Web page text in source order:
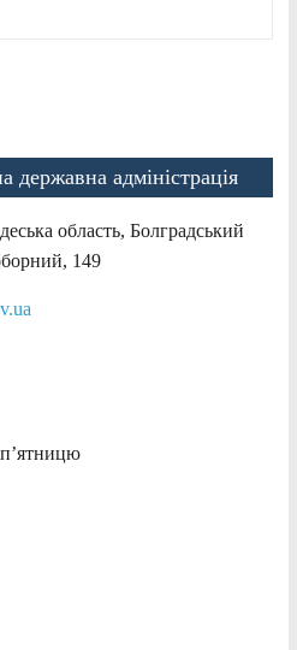
державна адміністрація
область, Болградський
149
п’ятницю